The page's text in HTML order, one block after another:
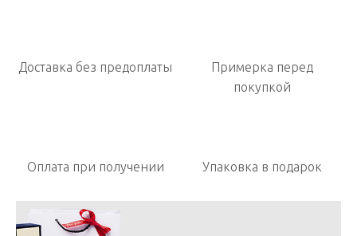
Доставка без предоплаты
Примерка перед
покупкой
Оплата при получении Упаковка в подарок